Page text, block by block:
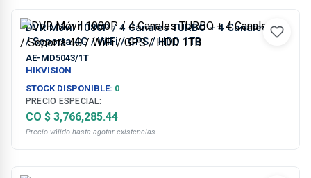
DVR Móvil 1080P / 4 Canales TURBO + 4 Canales IP
/ Soporta 4G / WiFi / GPS / HDD 1TB
AE-MD5043/1T
HIKVISION
STOCK DISPONIBLE: 0
PRECIO ESPECIAL:
CO $ 3,766,285.44
Precio válido hasta agotar existencias